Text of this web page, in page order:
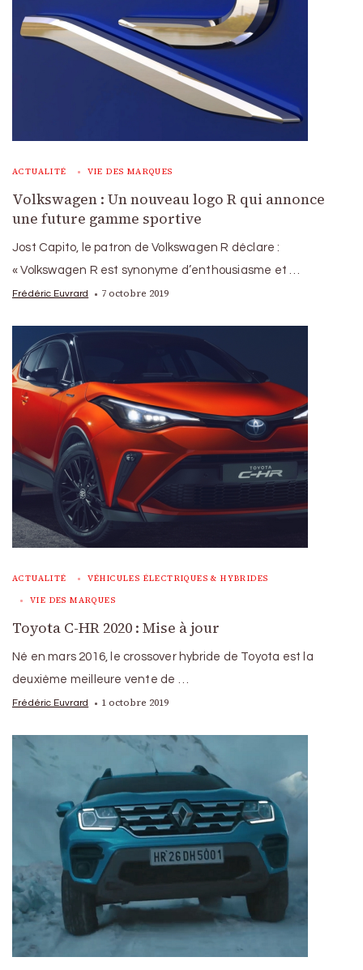
ACTUALITÉ VIE DES MARQUES
Volkswagen : Un nouveau logo R qui annonce
une future gamme sportive
Jost Capito, le patron de Volkswagen R déclare :
« Volkswagen R est synonyme d’enthousiasme et …
Frédéric Euvrard 7 octobre 2019
ACTUALITÉ VÉHICULES ÉLECTRIQUES & HYBRIDES
VIE DES MARQUES
Toyota C-HR 2020 : Mise à jour
Né en mars 2016, le crossover hybride de Toyota est la
deuxième meilleure vente de …
Frédéric Euvrard 1 octobre 2019